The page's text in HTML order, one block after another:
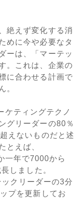
絶えず変化する消
めに今や必要なタ
ーは、「マーテッ
。これは、企業の
に合わせる計画で
。
ケティングテクノ
グリーダーの80％
えないものだと述
とえば、
一年で7000から
しました。
クリーダーの3分
プを更新してお